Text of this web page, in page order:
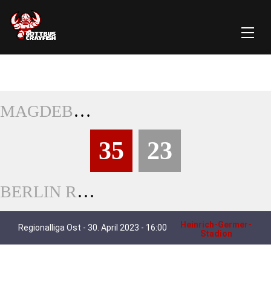
MAGDEBURG VIRGIN GUARDS
35 23
BERLIN REBELS PROSPECT
Regionalliga Ost - 30. April 2023 - 16:00
Heinrich-Germer-
Stadion